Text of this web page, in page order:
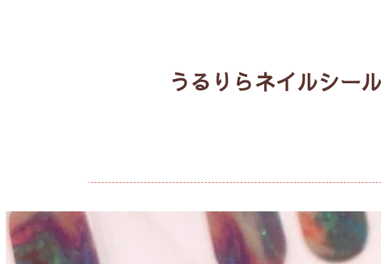
うるりらネイルシー